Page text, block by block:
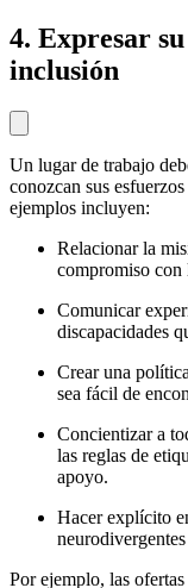
4. Expresar
inclusión
Un lugar de trabajo
conozcan sus
ejemplos incluyen:
Relacionar la
compromiso
Comunicar
discapacidades
Crear una
sea fácil de
Concientizar a
las reglas de
apoyo.
Hacer explícito
Por ejemplo, las